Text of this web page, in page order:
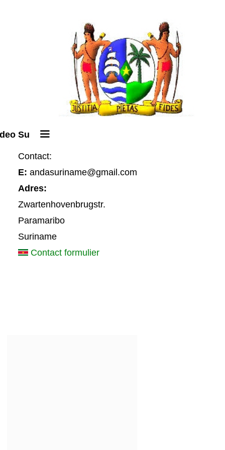
Su
Contact:
E: andasuriname@gmail.com
Adres:
Zwartenhovenbrugstr.
Paramaribo
Suriname
Contact formulier